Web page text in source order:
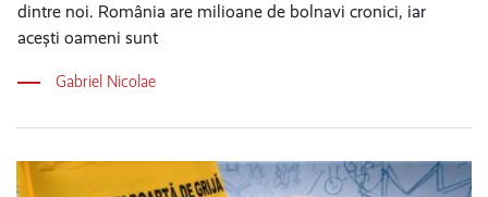
dintre noi. România are milioane de bolnavi cronici, iar
acești oameni sunt
Gabriel Nicolae